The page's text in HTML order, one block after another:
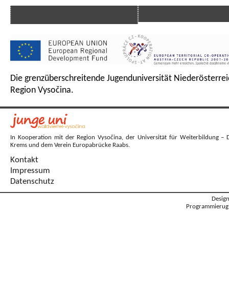
Die grenzüberschreitende Jugenduniversität
Region Vysočina.
In Kooperation mit der Region Vysočina, der Universität für Weiterbildung –
Krems und dem Verein Europabrücke Raabs.
Kontakt
Impressum
Datenschutz